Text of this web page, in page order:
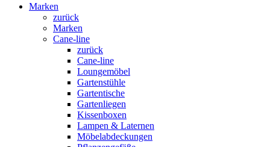
Marken
zurück
Marken
Cane-line
zurück
Cane-line
Loungemöbel
Gartenstühle
Gartentische
Gartenliegen
Kissenboxen
Lampen & Laternen
Möbelabdeckungen